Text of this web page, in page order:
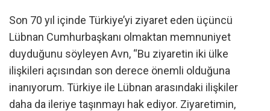
Son 70 yıl içinde Türkiye’yi ziyaret eden üçüncü
Lübnan Cumhurbaşkanı olmaktan memnuniyet
duyduğunu söyleyen Avn, “Bu ziyaretin iki ülke
ilişkileri açısından son derece önemli olduğuna
inanıyorum. Türkiye ile Lübnan arasındaki ilişkiler
daha da ileriye taşınmayı hak ediyor. Ziyaretimin,